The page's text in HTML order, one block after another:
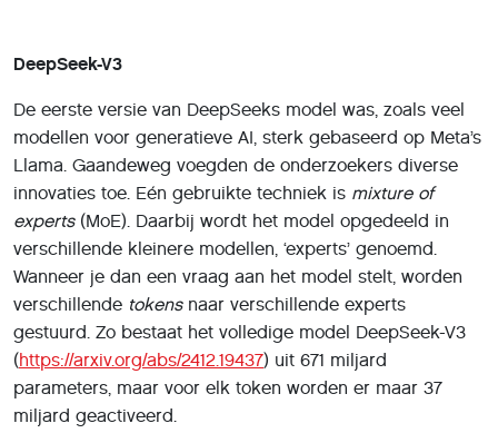
DeepSeek-V3
De eerste versie van DeepSeeks model was, zoals veel
modellen voor generatieve AI, sterk gebaseerd op Meta’s
Llama. Gaandeweg voegden de onderzoekers diverse
innovaties toe. Eén gebruikte techniek is mixture of
experts(MoE). Daarbij wordt het model opgedeeld in
verschillende kleinere modellen, ‘experts’ genoemd.
Wanneer je dan een vraag aan het model stelt, worden
verschillende tokensnaar verschillende experts
gestuurd. Zo bestaat het volledige model DeepSeek-V3
(https://arxiv.org/abs/2412.19437) uit 671 miljard
parameters, maar voor elk token worden er maar 37
miljard geactiveerd.